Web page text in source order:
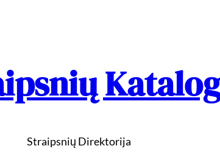
Straipsnių Direktorija